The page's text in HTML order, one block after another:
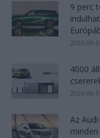
9 perc
2026-08-
4000
2026-08-
Az